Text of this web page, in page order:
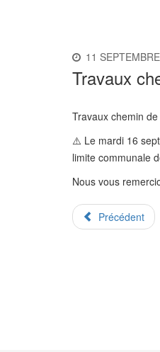
11
Travaux
Travaux chemin
⚠️ Le mardi 16
limite communale
Nous vous
Précédent